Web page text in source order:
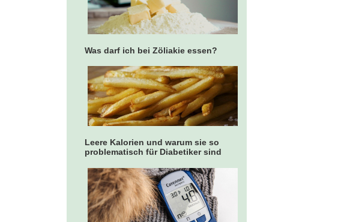
Was darf ich bei Zöliakie essen?
Leere Kalorien und warum sie so
problematisch für Diabetiker sind